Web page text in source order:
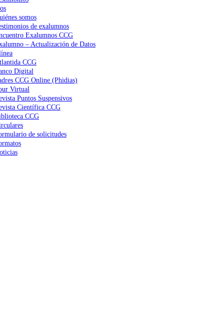
somos
de exalumnos
Exalumnos CCG
– Actualización de Datos
CCG
Digital
CCG Online (Phidias)
Virtual
Puntos Suspensivos
Científica CCG
CCG
de solicitudes